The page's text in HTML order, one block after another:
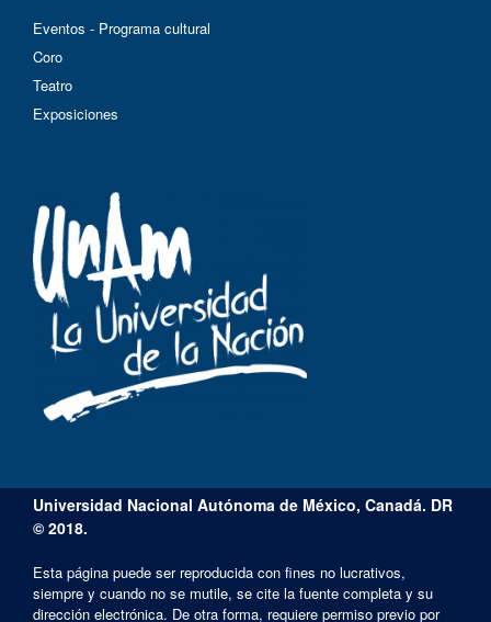
Eventos - Programa cultural
Coro
Teatro
Exposiciones
Universidad Nacional Autónoma de México, Canadá. DR
© 2018.
Esta página puede ser reproducida con fines no lucrativos,
siempre y cuando no se mutile, se cite la fuente completa y su
dirección electrónica. De otra forma, requiere permiso previo por